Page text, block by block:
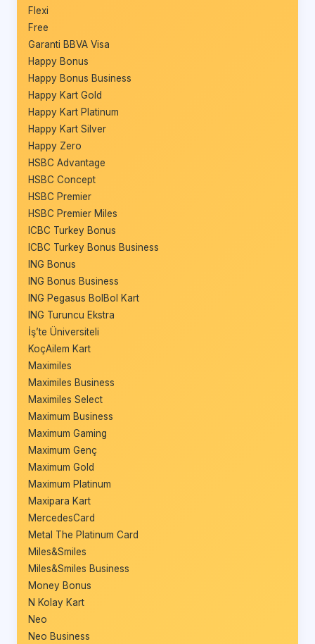
Flexi
Free
Garanti BBVA Visa
Happy Bonus
Happy Bonus Business
Happy Kart Gold
Happy Kart Platinum
Happy Kart Silver
Happy Zero
HSBC Advantage
HSBC Concept
HSBC Premier
HSBC Premier Miles
ICBC Turkey Bonus
ICBC Turkey Bonus Business
ING Bonus
ING Bonus Business
ING Pegasus BolBol Kart
ING Turuncu Ekstra
İş’te Üniversiteli
KoçAilem Kart
Maximiles
Maximiles Business
Maximiles Select
Maximum Business
Maximum Gaming
Maximum Genç
Maximum Gold
Maximum Platinum
Maxipara Kart
MercedesCard
Metal The Platinum Card
Miles&Smiles
Miles&Smiles Business
Money Bonus
N Kolay Kart
Neo
Neo Business